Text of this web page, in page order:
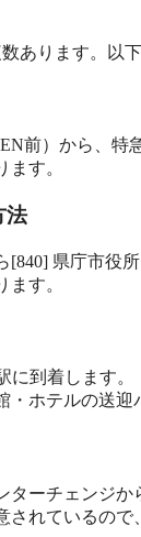
あります。以
前）から、特
す。
法
[840] 県庁市役
す。
に到着します。
・ホテルの送迎
ーチェンジか
れているので